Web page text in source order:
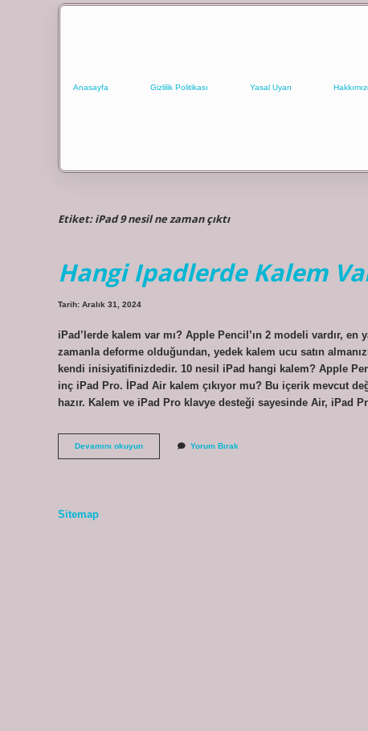
Anasayfa Gizlilik Politikası Yasal Uyarı
Etiket:iPad 9 nesil ne zaman çıktı
Hangi Ipadlerde Kalem
Tarih: Aralık 31, 2024
iPad’lerde kalem var mı? Apple Pencil’ın 2 modeli vardır,
zamanla deforme olduğundan, yedek kalem ucu satın
kendi inisiyatifinizdedir. 10 nesil iPad hangi kalem? Apple
inç iPad Pro. İPad Air kalem çıkıyor mu? Bu içerik mevcut
hazır. Kalem ve iPad Pro klavye desteği sayesinde Air, iPad
Devamını okuyunHangi
Ipadlerde
Yorum Bırak
Sitemap